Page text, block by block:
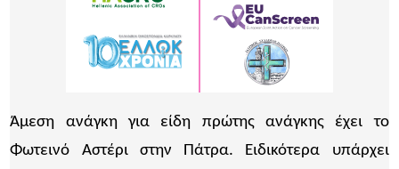
Άμεση ανάγκη για είδη πρώτης ανάγκης έχει το
Φωτεινό Αστέρι στην Πάτρα. Ειδικότερα υπάρχει